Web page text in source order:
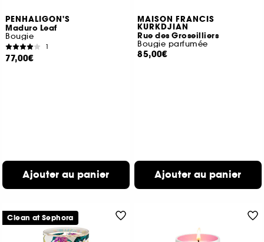
PENHALIGON'S
Maduro Leaf
Bougie
1
77,00€
Ajouter au panier
MAISON FRANCIS
KURKDJIAN
Rue des Groseilliers
Bougie parfumée
85,00€
Ajouter au panier
Clean at Sephora